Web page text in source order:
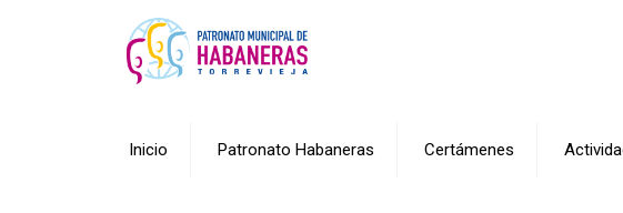
Inicio Patronato Habaneras Certámenes